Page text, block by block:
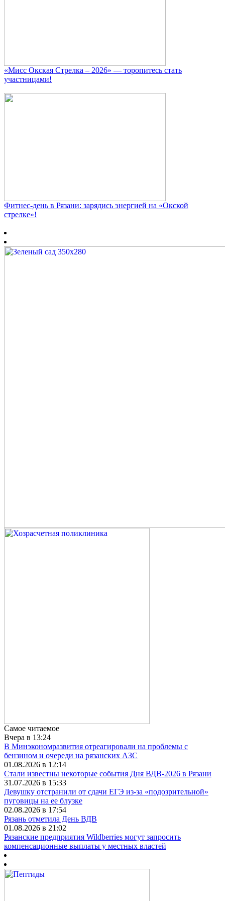
«Мисс Окская Стрелка – 2026» — торопитесь стать
участницами!
Фитнес‑день в Рязани: зарядись энергией на «Окской
стрелке»!
Самое читаемое
Вчера в 13:24
В Минэкономразвития отреагировали на проблемы с
бензином и очереди на рязанских АЗС
01.08.2026 в 12:14
Стали известны некоторые события Дня ВДВ-2026 в Рязани
31.07.2026 в 15:33
Девушку отстранили от сдачи ЕГЭ из-за «подозрительной»
пуговицы на ее блузке
02.08.2026 в 17:54
Рязань отметила День ВДВ
01.08.2026 в 21:02
Рязанские предприятия Wildberries могут запросить
компенсационные выплаты у местных властей